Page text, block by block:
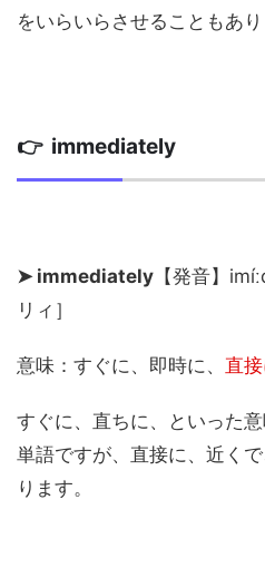
をいらいらさせることもあ
👉 immediately
➤ immediately 【発音】
リィ］
意味：すぐに、即時に、 直
すぐに、直ちに、といった
単語ですが、直接に、近く
ります。